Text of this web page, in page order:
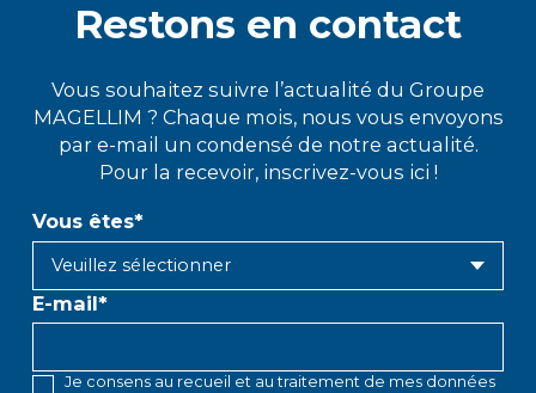
Restons en contact
Vous souhaitez suivre l’actualité du Groupe
MAGELLIM ? Chaque mois, nous vous envoyons
par e-mail un condensé de notre actualité.
Pour la recevoir, inscrivez-vous ici !
Vous êtes*
E-mail*
Je consens au recueil et au traitement de mes données